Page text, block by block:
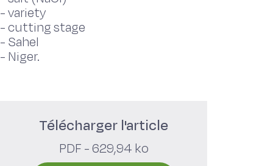
-variety
-cutting stage
- Sahel
- Niger.
Télécharger l'article
PDF - 629,94 ko